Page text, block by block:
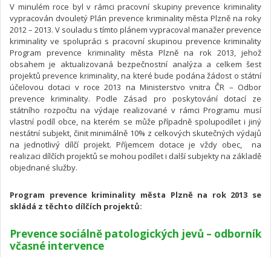
V minulém roce byl v rámci pracovní skupiny prevence kriminality
vypracován dvouletý Plán prevence kriminality města Plzně na roky
2012 – 2013. V souladu s tímto plánem vypracoval manažer prevence
kriminality ve spolupráci s pracovní skupinou prevence kriminality
Program prevence kriminality města Plzně na rok 2013, jehož
obsahem je aktualizovaná bezpečnostní analýza a celkem šest
projektů prevence kriminality, na které bude podána žádost o státní
účelovou dotaci v roce 2013 na Ministerstvo vnitra ČR – Odbor
prevence kriminality. Podle Zásad pro poskytování dotací ze
státního rozpočtu na výdaje realizované v rámci Programu musí
vlastní podíl obce, na kterém se může případně spolupodílet i jiný
nestátní subjekt, činit minimálně 10% z celkových skutečných výdajů
na jednotlivý dílčí projekt. Příjemcem dotace je vždy obec, na
realizaci dílčích projektů se mohou podílet i další subjekty na základě
objednané služby.
Program prevence kriminality města Plzně na rok 2013 se
skládá z těchto dílčích projektů:
Prevence sociálně patologických jevů – odborník
včasné intervence